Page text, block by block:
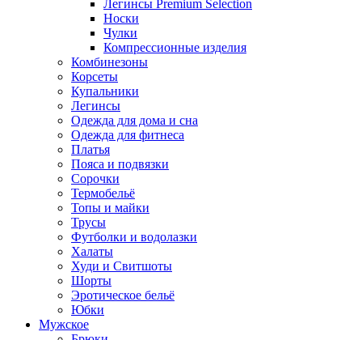
Легинсы Premium Selection
Носки
Чулки
Компрессионные изделия
Комбинезоны
Корсеты
Купальники
Легинсы
Одежда для дома и сна
Одежда для фитнеса
Платья
Пояса и подвязки
Сорочки
Термобельё
Топы и майки
Трусы
Футболки и водолазки
Халаты
Худи и Свитшоты
Шорты
Эротическое бельё
Юбки
Мужское